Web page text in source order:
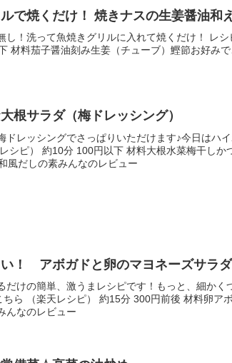
で焼くだけ！ 焼きナスの生姜醤油和え
し！洗って魚焼きグリルに入れて焼くだけ！ レ
材料茄子醤油刻み生姜（チューブ）鰹節お好み
根サラダ（梅ドレッシング）
ドレッシングでさっぱりいただけます♪今日はハ
シピ） 約10分 100円以下 材料大根水菜梅干しか
風だしの素みんなのレビュー
！ アボガドと卵のマヨネーズサラダ
だけの簡単、激うまレシピです！もっと、細かく
ちら （楽天レシピ） 約15分 300円前後 材料卵ア
んなのレビュー